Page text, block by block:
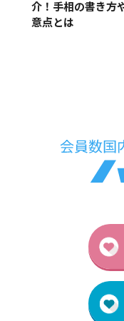
介！手相の書き方
意点とは